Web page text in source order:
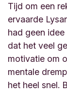
Tijd om een
ervaarde
had geen
dat het veel
motivatie om
mentale
het heel snel.